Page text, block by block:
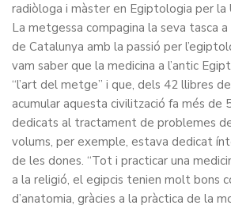
radiòloga i màster en Egiptologia per la
La metgessa compagina la seva tasca
de Catalunya amb la passió per
vam saber que la medicina a l’antic
“l’art del metge” i que, dels 42 llibres
acumular aquesta civilització fa més de
dedicats al tractament de problemes
volums, per exemple, estava dedicat
de les dones. “Tot i practicar una
a la religió, el egipcis tenien molt bons
d’anatomia, gràcies a la pràctica de la